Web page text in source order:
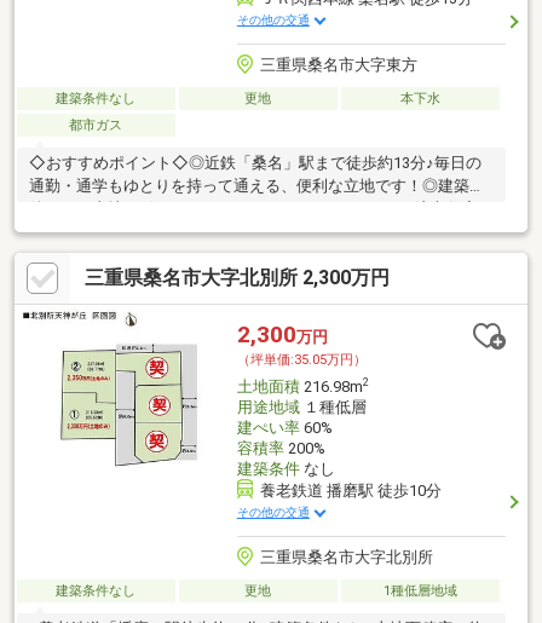
その他の交通
三重県桑名市大字東方
建築条件なし 更地
本下水
都市ガス
◇おすすめポイント◇◎近鉄「桑名」駅まで徒歩約13分♪毎日の
通勤・通学もゆとりを持って通える、便利な立地です！◎建築条
形にしてみませんか？◎スッキリ更地渡し♪解体費用もかからず、
すぐにマイホームの計画が進められます！◇周辺環境◇徒歩15分
圏内に買物施設充実♪・バロー桑名東店：徒歩約11分（約826
ｍ）・ファミリーマート桑名参宮通店：徒歩約10分（約750
ｍ）・V・drug桑名東店：徒歩約5分（約367ｍ）・桑名東方簡易
郵便局：徒歩約11分（約850ｍ）・三十三銀行 桑名支店：徒歩
約14分（約1100ｍ）
三重県桑名市大字北別所 2,300万円
2,300万円
（坪単価:35.05万円）
土地面積216.98m2
用途地域１種低層
建ぺい率60%
容積率200%
建築条件なし
養老鉄道 播磨駅 徒歩10分
その他の交通
三重県桑名市大字北別所
建築条件なし 更地 1種低層地域